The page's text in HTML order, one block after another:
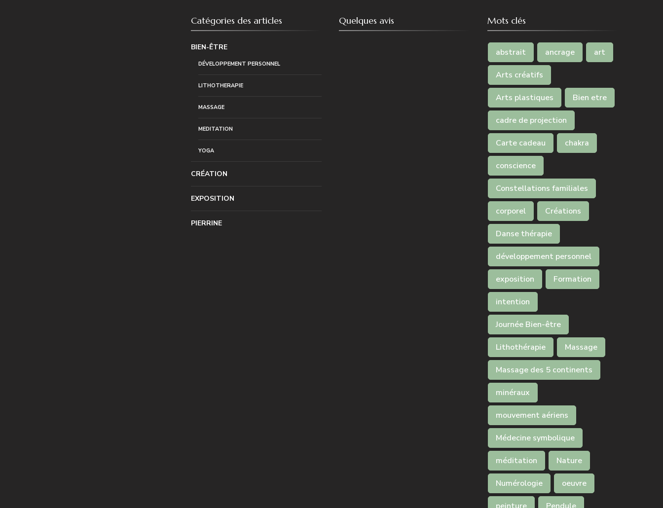
Catégories des articles
BIEN-ÊTRE
DÉVELOPPEMENT PERSONNEL
LITHOTHERAPIE
MASSAGE
MEDITATION
YOGA
CRÉATION
EXPOSITION
PIERRINE
Quelques avis Mots clés
abstrait ancrage art
Arts créatifs
Arts plastiques Bien etre
cadre de projection
Carte cadeau chakra
conscience
Constellations familiales
corporel Créations
Danse thérapie
développement personnel
exposition Formation
intention
Journée Bien-être
Lithothérapie Massage
Massage des 5 continents
minéraux
mouvement aériens
Médecine symbolique
méditation Nature
Numérologie oeuvre